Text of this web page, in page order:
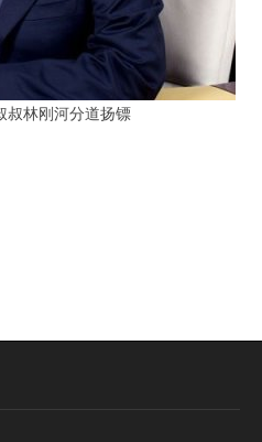
叔林刚河分道扬镖